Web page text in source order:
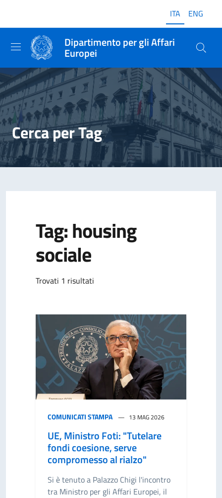
ITA ENG
Dipartimento per gli Affari
Europei
Cerca per Tag
Tag: housing
sociale
Trovati 1 risultati
COMUNICATI STAMPA 13 MAG 2026
UE, Ministro Foti: "Tutelare
fondi coesione, serve
compromesso al rialzo"
Si è tenuto a Palazzo Chigi l'incontro
tra Ministro per gli Affari Europei, il